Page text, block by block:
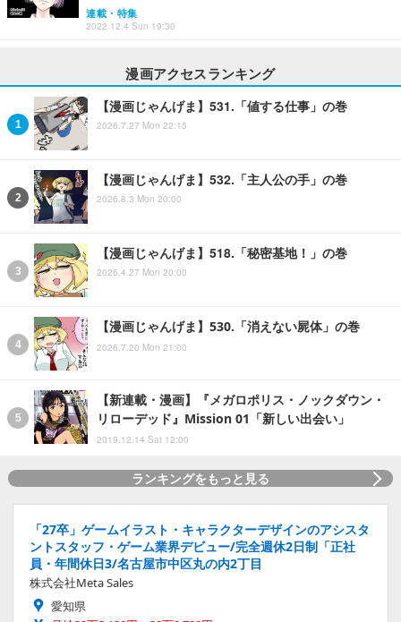
連載・特集
2022.12.4 Sun 19:30
漫画アクセスランキング
【漫画じゃんげま】531.「値する仕事」の巻
2026.7.27 Mon 22:15
【漫画じゃんげま】532.「主人公の手」の巻
2026.8.3 Mon 20:00
【漫画じゃんげま】518.「秘密基地！」の巻
2026.4.27 Mon 20:00
【漫画じゃんげま】530.「消えない屍体」の巻
2026.7.20 Mon 21:00
【新連載・漫画】『メガロポリス・ノックダウン・
リローデッド』Mission 01「新しい出会い」
2019.12.14 Sat 12:00
ランキングをもっと見る
「27卒」ゲームイラスト・キャラクターデザインのアシスタ
ントスタッフ・ゲーム業界デビュー/完全週休2日制「正社
員・年間休日3/名古屋市中区丸の内2丁目
株式会社Meta Sales
愛知県